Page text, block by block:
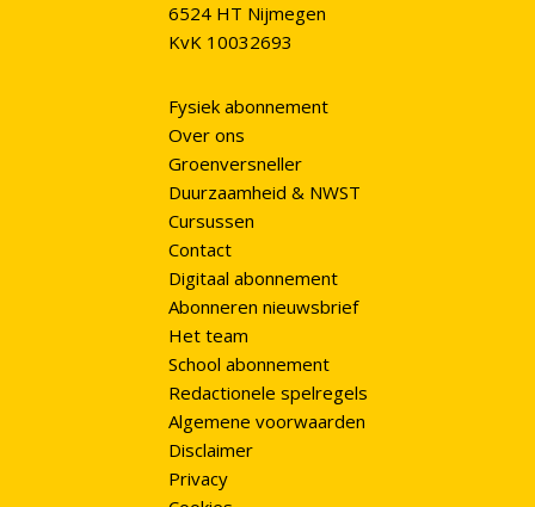
6524 HT Nijmegen
KvK 10032693
Fysiek abonnement
Over ons
Groenversneller
Duurzaamheid & NWST
Cursussen
Contact
Digitaal abonnement
Abonneren nieuwsbrief
Het team
School abonnement
Redactionele spelregels
Algemene voorwaarden
Disclaimer
Privacy